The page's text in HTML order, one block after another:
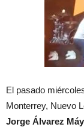
El pasado
Monterrey, Nuevo
Jorge Álvarez